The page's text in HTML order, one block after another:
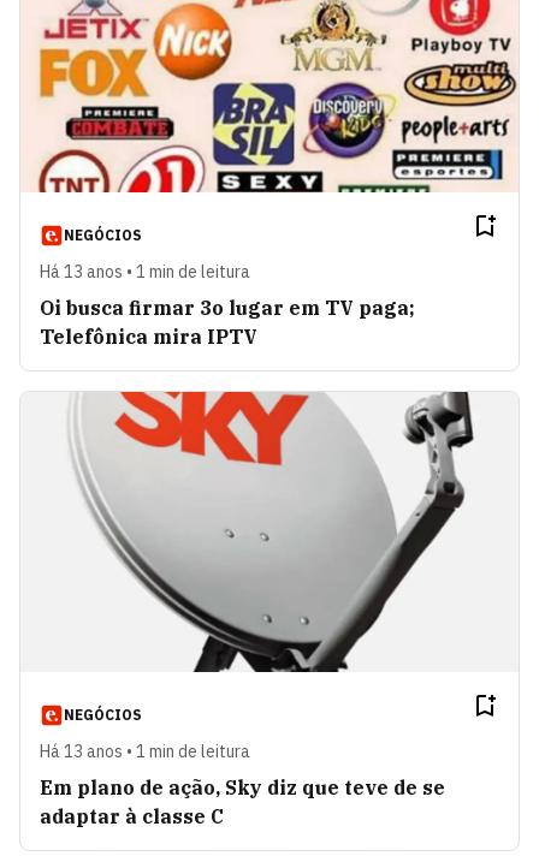
NEGÓCIOS
Há 13 anos • 1 min de leitura
Oi busca firmar 3o lugar em TV paga;
Telefônica mira IPTV
NEGÓCIOS
Há 13 anos • 1 min de leitura
Em plano de ação, Sky diz que teve de se
adaptar à classe C